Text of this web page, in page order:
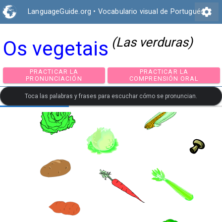
LanguageGuide.org • Vocabulario visual de Portuguéssettings
Os vegetais (Las verduras)
PRACTICAR LA
PRONUNCIACIÓN
PRACTICAR LA
COMPRENSIÓN
Toca las palabras y frases para escuchar cómo se pronuncian.